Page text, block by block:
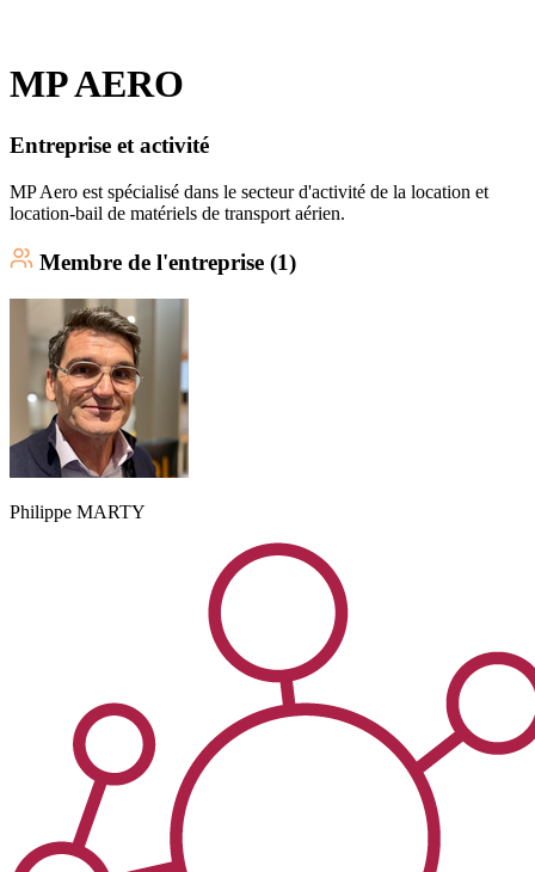
MP AERO
Entreprise et activité
MP Aero est spécialisé dans le secteur d'activité de la location et
location-bail de matériels de transport aérien.
Membre de l'entreprise (1)
Philippe MARTY